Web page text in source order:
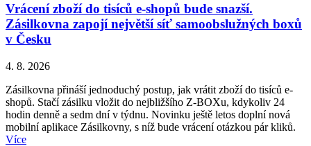
Vrácení zboží do tisíců e-shopů bude snazší.
Zásilkovna zapojí největší síť samoobslužných boxů
v Česku
4. 8. 2026
Zásilkovna přináší jednoduchý postup, jak vrátit zboží do tisíců e-
shopů. Stačí zásilku vložit do nejbližšího Z-BOXu, kdykoliv 24
hodin denně a sedm dní v týdnu. Novinku ještě letos doplní nová
mobilní aplikace Zásilkovny, s níž bude vrácení otázkou pár kliků.
Více